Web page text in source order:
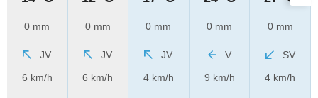
0 mm
JV
6 km/h
0 mm
JV
6 km/h
0 mm
JV
4 km/h
0 mm
V
9 km/h
0 mm
SV
4 km/h